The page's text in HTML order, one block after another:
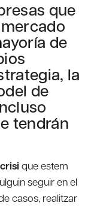
que
de
la
de
tendrán
que estem
seguir en el
casos, realitzar